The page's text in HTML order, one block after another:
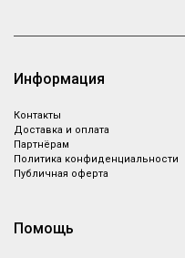
Информация
Контакты
Доставка и оплата
Партнёрам
Политика конфиденциальности
Публичная оферта
Помощь